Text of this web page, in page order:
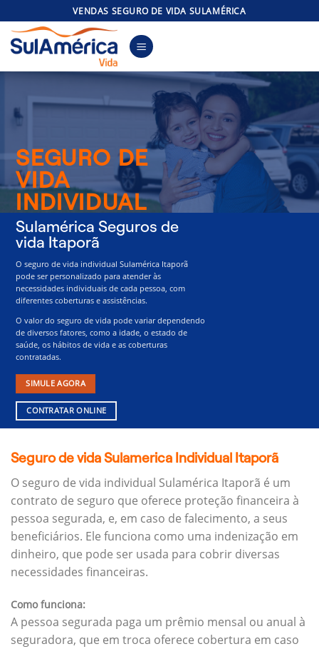
to
content
VENDAS SEGURO DE VIDA SULAMÉRICA
SEGURO DE
VIDA
INDIVIDUAL
Sulamérica Seguros de
vida Itaporã
O seguro de vida individual Sulamérica Itaporã
pode ser personalizado para atender às
necessidades individuais de cada pessoa, com
diferentes coberturas e assistências.
O valor do seguro de vida pode variar dependendo
de diversos fatores, como a idade, o estado de
saúde, os hábitos de vida e as coberturas
contratadas.
SIMULE AGORA
CONTRATAR ONLINE
Seguro de vida Sulamerica Individual Itaporã
O seguro de vida individual Sulamérica Itaporã é um
contrato de seguro que oferece proteção financeira à
pessoa segurada, e, em caso de falecimento, a seus
beneficiários. Ele funciona como uma indenização em
dinheiro, que pode ser usada para cobrir diversas
necessidades financeiras.
Como funciona:
A pessoa segurada paga um prêmio mensal ou anual à
seguradora, que em troca oferece cobertura em caso